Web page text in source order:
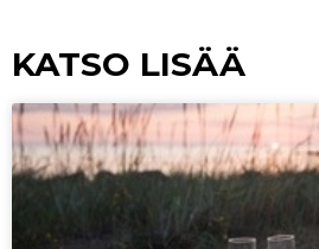
KATSO LISÄÄ